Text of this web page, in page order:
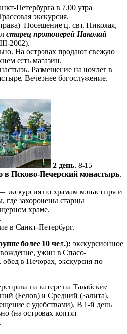
Петербурга в 7.00 утра
экскурсия.
Посещение ц. свт. Николая,
старец протоиерей Николай
2002).
На островах продают свежую
есть магазин.
Размещение на ночлег в
Вечернее богослужение.
2 день. 8-15
в Псково-Печерский монастырь.
экскурсия по храмам монастыря и
где захоронены старцы
храме.
в Санкт-Петербург.
более 10 чел.): экскурсионное
ужин в Спасо-
в Печорах, экскурсия по
на катере на Талабские
(Белов) и Средний (Залита),
с удобствами). В 1-й день
(на островах коптят